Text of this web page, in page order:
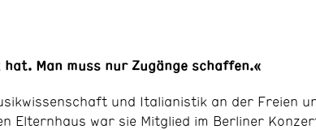
Man muss nur Zugänge schaffen.«
und Italianistik an der Freien
Elternhaus war sie Mitglied im Berliner